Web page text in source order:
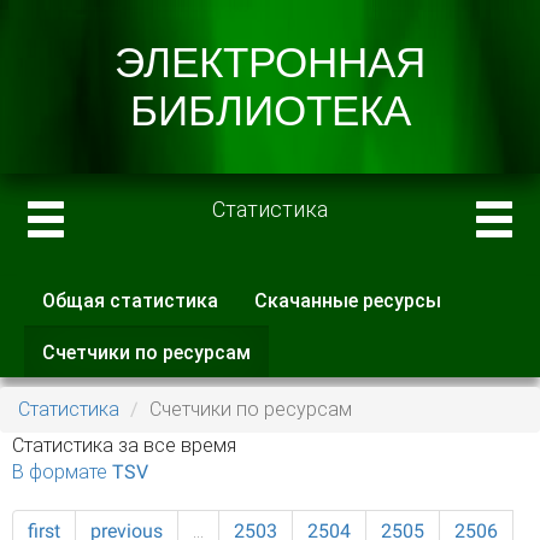
Статистика
Главные вкладки
Общая статистика Скачанные ресурсы
Счетчики по ресурсам
вкладка)
Статистика
Счетчики по ресурсам
Статистика за все время
В формате TSV
first previous … 2503 2504 2505 2506